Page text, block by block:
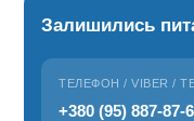
Залишились
ТЕЛЕФОН / VIBER /
+380 (95) 887-87-